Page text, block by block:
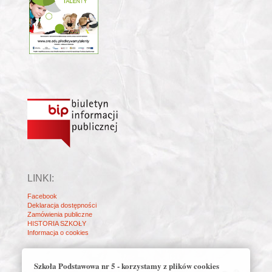
LINKI:
Facebook
Deklaracja dostępności
Zamówienia publiczne
HISTORIA SZKOŁY
Informacja o cookies
Szkoła Podstawowa nr 5 - korzystamy z plików cookies